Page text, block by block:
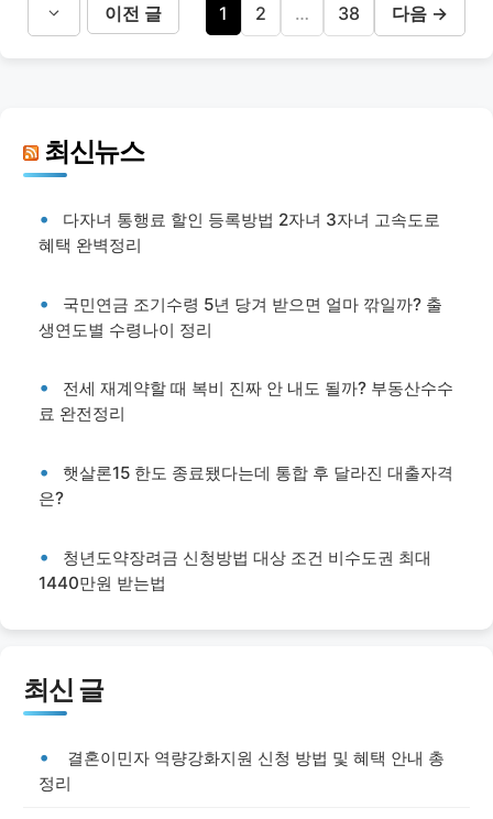
이전 글
페
이
1
페
이
2 …
페
이
38 다음 →
최신뉴스
다자녀 통행료 할인 등록방법 2자녀 3자녀 고속도로
혜택 완벽정리
국민연금 조기수령 5년 당겨 받으면 얼마 깎일까? 출
생연도별 수령나이 정리
전세 재계약할 때 복비 진짜 안 내도 될까? 부동산수수
료 완전정리
햇살론15 한도 종료됐다는데 통합 후 달라진 대출자격
은?
청년도약장려금 신청방법 대상 조건 비수도권 최대
1440만원 받는법
최신 글
결혼이민자 역량강화지원 신청 방법 및 혜택 안내 총
정리